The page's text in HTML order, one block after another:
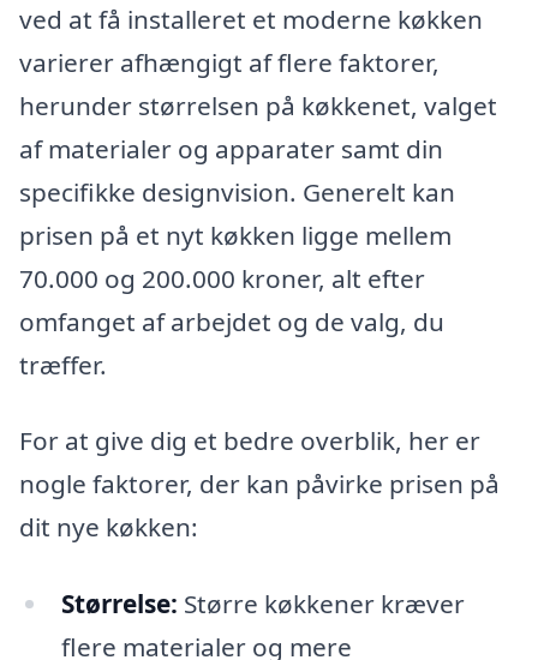
ved at få installeret et moderne køkken
varierer afhængigt af flere faktorer,
herunder størrelsen på køkkenet, valget
af materialer og apparater samt din
specifikke designvision. Generelt kan
prisen på et nyt køkken ligge mellem
70.000 og 200.000 kroner, alt efter
omfanget af arbejdet og de valg, du
træffer.
For at give dig et bedre overblik, her er
nogle faktorer, der kan påvirke prisen på
dit nye køkken:
Størrelse: Større køkkener kræver
flere materialer og mere